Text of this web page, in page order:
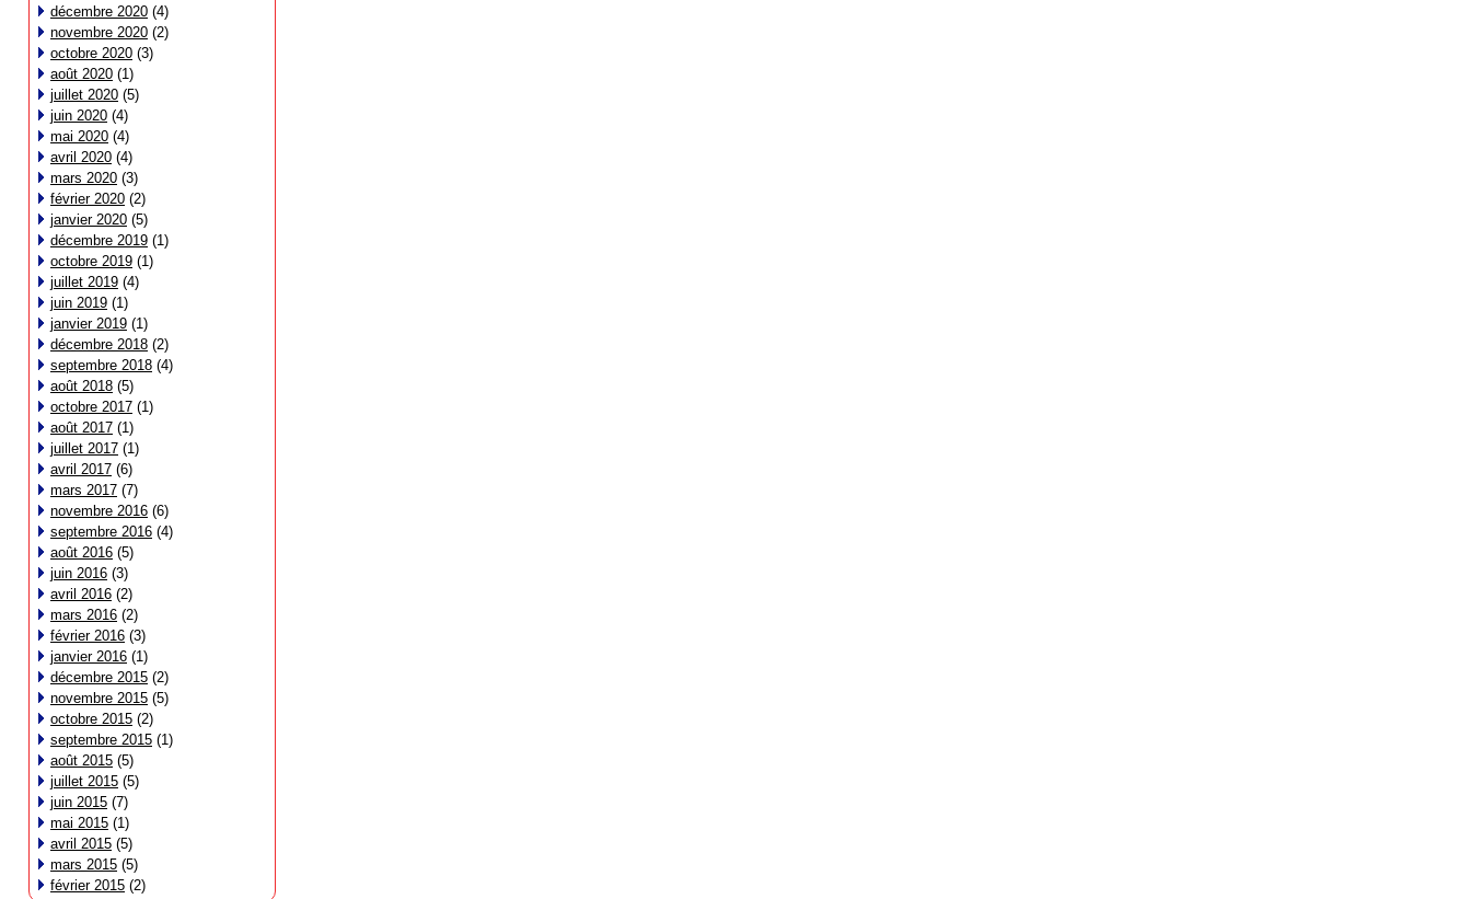
décembre 2020 (4)
novembre 2020 (2)
octobre 2020 (3)
août 2020 (1)
juillet 2020 (5)
juin 2020 (4)
mai 2020 (4)
avril 2020 (4)
mars 2020 (3)
février 2020 (2)
janvier 2020 (5)
décembre 2019 (1)
octobre 2019 (1)
juillet 2019 (4)
juin 2019 (1)
janvier 2019 (1)
décembre 2018 (2)
septembre 2018 (4)
août 2018 (5)
octobre 2017 (1)
août 2017 (1)
juillet 2017 (1)
avril 2017 (6)
mars 2017 (7)
novembre 2016 (6)
septembre 2016 (4)
août 2016 (5)
juin 2016 (3)
avril 2016 (2)
mars 2016 (2)
février 2016 (3)
janvier 2016 (1)
décembre 2015 (2)
novembre 2015 (5)
octobre 2015 (2)
septembre 2015 (1)
août 2015 (5)
juillet 2015 (5)
juin 2015 (7)
mai 2015 (1)
avril 2015 (5)
mars 2015 (5)
février 2015 (2)